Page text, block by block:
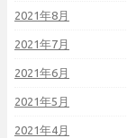
2021年8月
2021年7月
2021年6月
2021年5月
2021年4月